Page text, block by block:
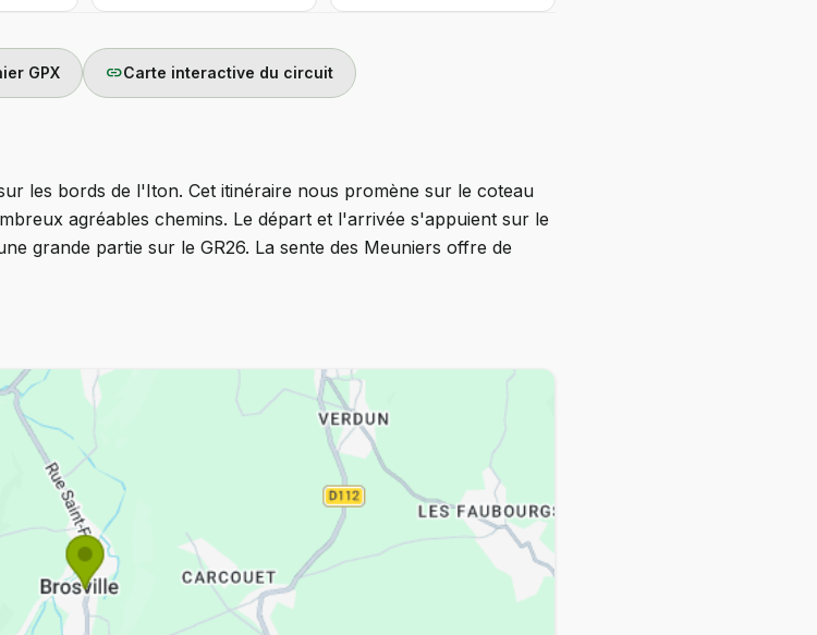
GPX linkCarte interactive du circuit
les bords de l'Iton. Cet itinéraire nous promène sur le coteau
agréables chemins. Le départ et l'arrivée s'appuient sur le
grande partie sur le GR26. La sente des Meuniers offre de